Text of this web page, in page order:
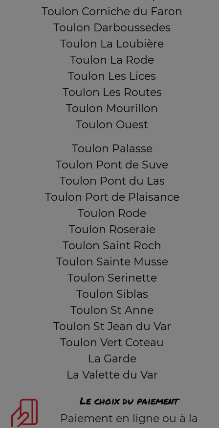
Toulon Corniche du Faron
Toulon Darboussedes
Toulon La Loubière
Toulon La Rode
Toulon Les Lices
Toulon Les Routes
Toulon Mourillon
Toulon Ouest
Toulon Palasse
Toulon Pont de Suve
Toulon Pont du Las
Toulon Port de Plaisance
Toulon Rode
Toulon Roseraie
Toulon Saint Roch
Toulon Sainte Musse
Toulon Serinette
Toulon Siblas
Toulon St Anne
Toulon St Jean du Var
Toulon Vert Coteau
La Garde
La Valette du Var
Le choix du paiement
Paiement en ligne ou à la